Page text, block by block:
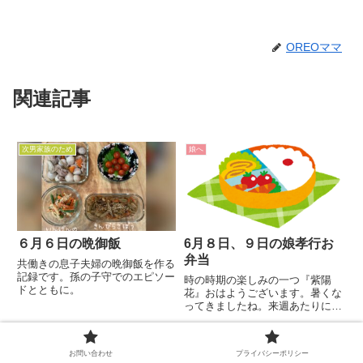
OREOママ
関連記事
次男家族のため
６月６日の晩御飯
共働きの息子夫婦の晩御飯を作る
記録です。孫の子守でのエピソー
ドとともに。
娘へ
6月８日、９日の娘孝行お
弁当
時の時期の楽しみの一つ『紫陽
花』おはようございます。暑くな
ってきましたね。来週あたりには
ついに梅雨入り宣言？？っぽいで
す。また始まるのか・・・部屋干
し生活が😫そして気を付けない
いけないのが食中毒ですよね。娘
お問い合わせ プライバシーポリシー